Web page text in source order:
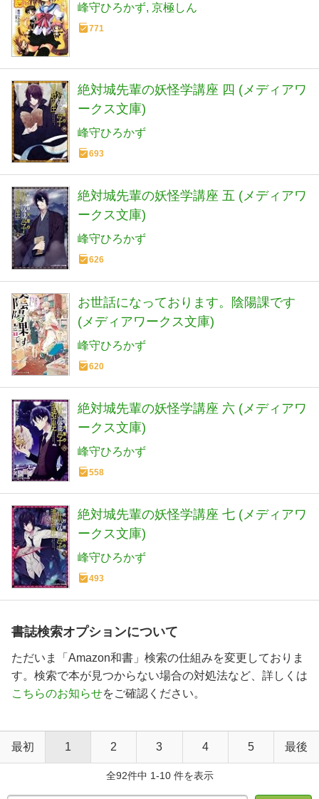
峰守ひろかず 京極しん
771
絶対城先輩の妖怪学講座 四 (メディアワ
ークス文庫)
峰守ひろかず
693
絶対城先輩の妖怪学講座 五 (メディアワ
ークス文庫)
峰守ひろかず
626
お世話になっております。陰陽課です
(メディアワークス文庫)
峰守ひろかず
620
絶対城先輩の妖怪学講座 六 (メディアワ
ークス文庫)
峰守ひろかず
558
絶対城先輩の妖怪学講座 七 (メディアワ
ークス文庫)
峰守ひろかず
493
書誌検索オプションについて
ただいま「Amazon和書」検索の仕組みを変更しておりま
す。検索で本が見つからない場合の対処法など、詳しくは
こちらのお知らせをご確認ください。
最初 1 2 3 4 5 最後
全92件中 1-10 件を表示